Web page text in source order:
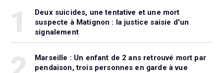
Deux suicides, une tentative et une mort
suspecte à Matignon : la justice saisie d'un
signalement
Marseille : Un enfant de 2 ans retrouvé mort par
pendaison, trois personnes en garde à vue